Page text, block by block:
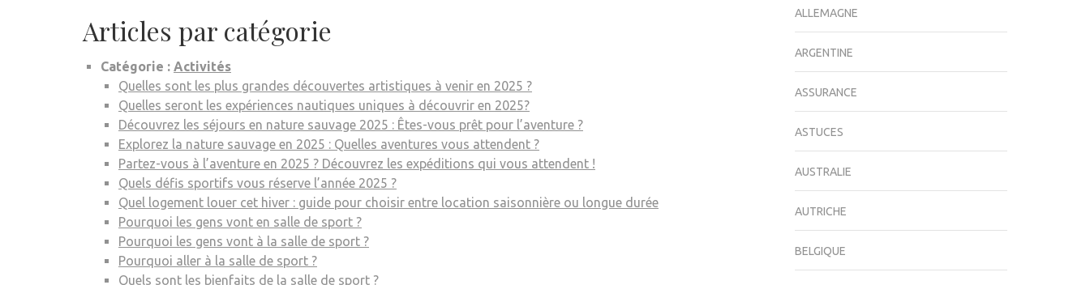
Articles par catégorie
Catégorie : Activités
Quelles sont les plus grandes découvertes artistiques à venir en 2025 ?
Quelles seront les expériences nautiques uniques à découvrir en 2025?
Découvrez les séjours en nature sauvage 2025 : Êtes-vous prêt pour l’aventure ?
Explorez la nature sauvage en 2025 : Quelles aventures vous attendent ?
Partez-vous à l’aventure en 2025 ? Découvrez les expéditions qui vous attendent !
Quels défis sportifs vous réserve l’année 2025 ?
Quel logement louer cet hiver : guide pour choisir entre location saisonnière ou longue durée
Pourquoi les gens vont en salle de sport ?
Pourquoi les gens vont à la salle de sport ?
Pourquoi aller à la salle de sport ?
Quels sont les bienfaits de la salle de sport ?
ALLEMAGNE
ARGENTINE
ASSURANCE
ASTUCES
AUSTRALIE
AUTRICHE
BELGIQUE